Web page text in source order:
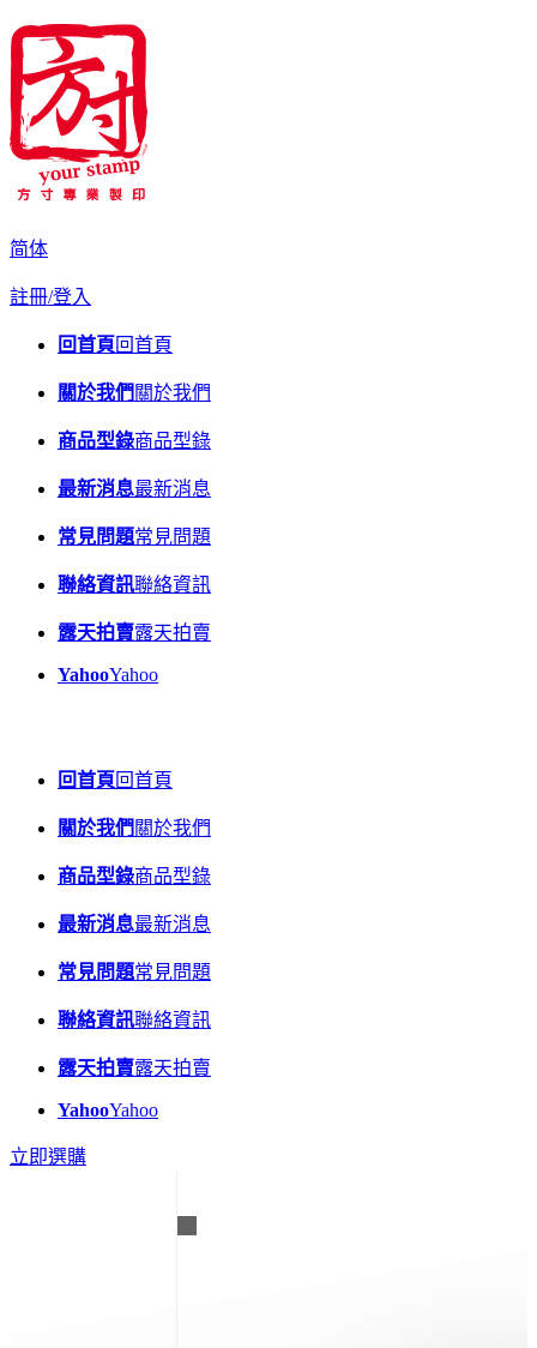
简体
註冊/登入
回首頁回首頁
關於我們 關於我們
商品型錄商品型錄
最新消息最新消息
常見問題常見問題
聯絡資訊聯絡資訊
露天拍賣露天拍賣
YahooYahoo
回首頁回首頁
關於我們 關於我們
商品型錄商品型錄
最新消息最新消息
常見問題常見問題
聯絡資訊聯絡資訊
露天拍賣露天拍賣
YahooYahoo
立即選購